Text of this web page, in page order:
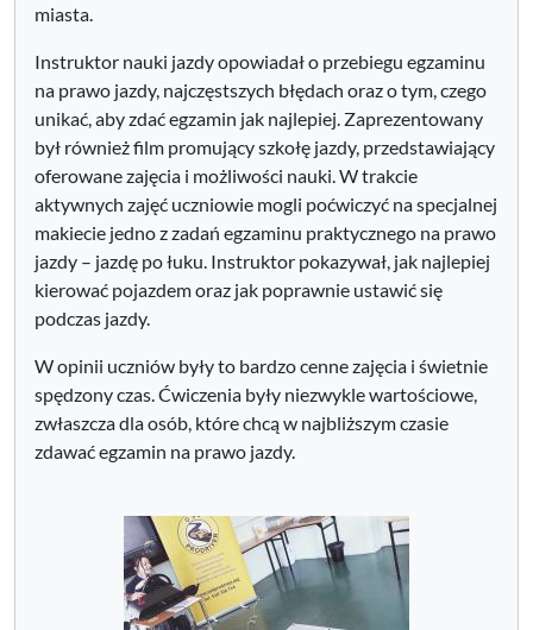
miasta.
Instruktor nauki jazdy opowiadał o przebiegu egzaminu
na prawo jazdy, najczęstszych błędach oraz o tym, czego
unikać, aby zdać egzamin jak najlepiej. Zaprezentowany
był również film promujący szkołę jazdy, przedstawiający
oferowane zajęcia i możliwości nauki. W trakcie
aktywnych zajęć uczniowie mogli poćwiczyć na specjalnej
makiecie jedno z zadań egzaminu praktycznego na prawo
jazdy – jazdę po łuku. Instruktor pokazywał, jak najlepiej
kierować pojazdem oraz jak poprawnie ustawić się
podczas jazdy.
W opinii uczniów były to bardzo cenne zajęcia i świetnie
spędzony czas. Ćwiczenia były niezwykle wartościowe,
zwłaszcza dla osób, które chcą w najbliższym czasie
zdawać egzamin na prawo jazdy.